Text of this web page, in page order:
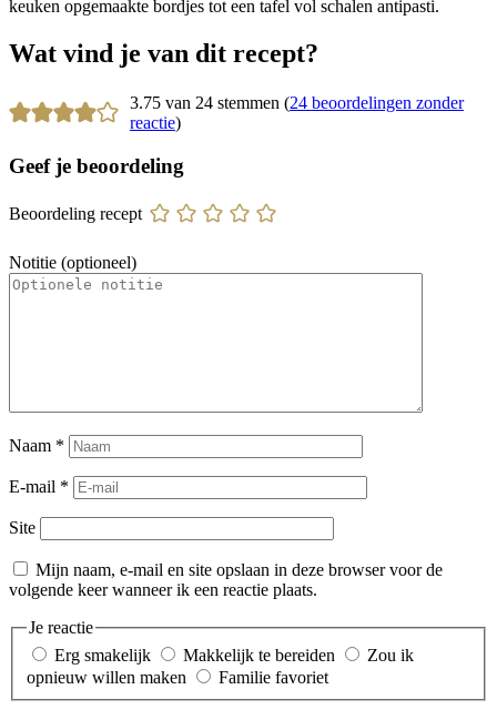
keuken opgemaakte bordjes tot een tafel vol schalen antipasti.
Wat vind je van dit recept?
3.75 van 24 stemmen (24 beoordelingen zonder
reactie)
Geef je beoordeling
Beoordeling recept
Notitie (optioneel)
Naam *
E-mail *
Site
Mijn naam, e-mail en site opslaan in deze browser voor de
volgende keer wanneer ik een reactie plaats.
Je reactie
Erg smakelijk
Makkelijk te bereiden
Zou ik
opnieuw willen maken
Familie favoriet